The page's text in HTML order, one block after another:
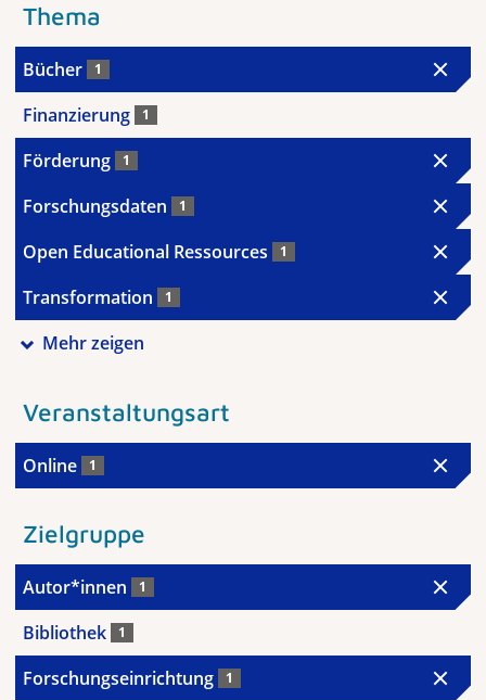
Thema
Bücher 1
Finanzierung 1
Förderung 1
Forschungsdaten 1
Open Educational Ressources 1
Transformation 1
Mehr zeigen
Veranstaltungsart
Online 1
Zielgruppe
Autor*innen 1
Bibliothek 1
Forschungseinrichtung 1